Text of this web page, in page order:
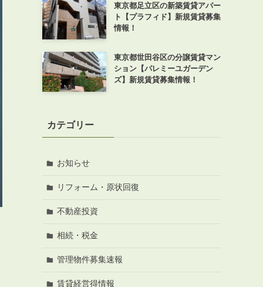
東京都足立区の新築賃貸アパー
ト【プラフィド】新規賃貸募集
情報！
東京都世田谷区の分譲賃貸マン
ション【パレミーユガーデン
ズ】新規賃貸募集情報！
カテゴリー
お知らせ
リフォーム・原状回復
不動産投資
相続・税金
管理物件募集速報
賃貸経営得情報